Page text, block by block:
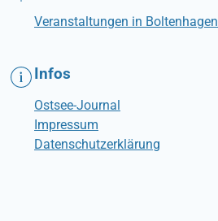
Veranstaltungen in Boltenhagen
Infos
Ostsee-Journal
Impressum
Datenschutzerklärung